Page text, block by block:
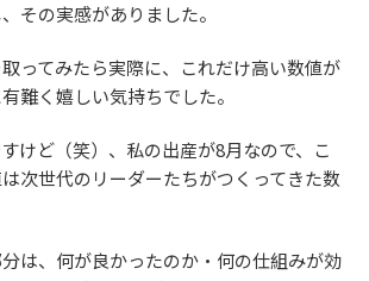
その実感がありました。
ってみたら実際に、これだけ高い数値が
難く嬉しい気持ちでした。
けど（笑）、私の出産が8月なので、こ
次世代のリーダーたちがつくってきた数
は、何が良かったのか・何の仕組みが効